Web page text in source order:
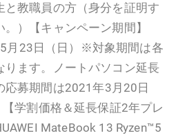
教職員の方（身分を証明す
）【キャンペーン期間】
月23日（日）※対象期間は各
ります。ノートパソコン延長
応募期間は2021年3月20日
【学割価格＆延長保証2年プレ
MateBook 13 Ryzen™5